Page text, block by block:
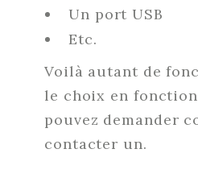
Un port USB
Etc.
Voilà autant de
le choix en
pouvez demander
contacter un.